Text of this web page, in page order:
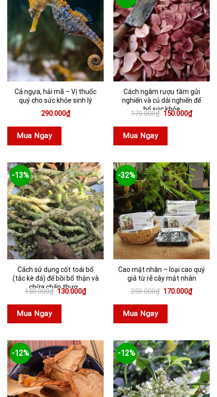
Cá ngựa, hải mã – Vị thuốc
quý cho sức khỏe sinh lý
290.000₫
Mua Ngay
Cách ngâm rượu tầm gửi
nghiến và củ dái nghiến để
bổ sức khỏe
170.000₫ Giá
là:
150.000₫Giá
hiện
Mua Ngay
-13%
Cách sử dụng cốt toái bổ
(tắc kè đá) để bồi bổ thận và
chữa chấn thươ...
150.000₫ Giá
là:
130.000₫Giá
hiện
Mua Ngay
-32%
Cao mật nhân – loại cao quý
giá từ rễ cây mật nhân
250.000₫ Giá
là:
170.000₫Giá
hiện
Mua Ngay
-12% -12%